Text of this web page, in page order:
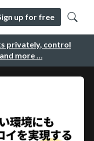
privately, control
more …
up for free